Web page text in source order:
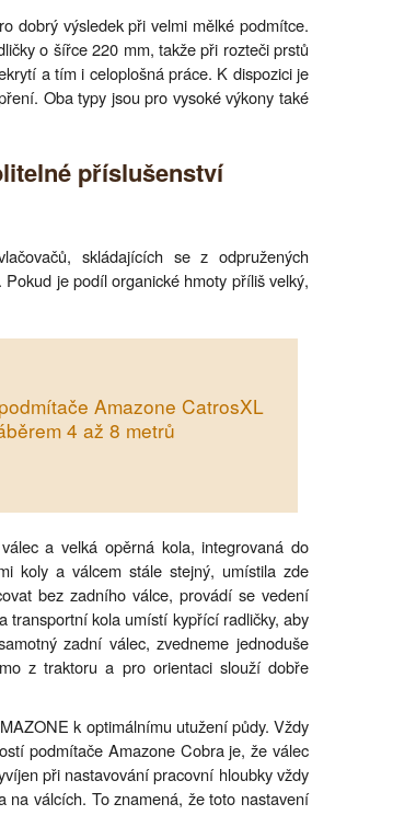
dobrý výsledek při velmi mělké podmítce.
o šířce 220 mm, takže při rozteči prstů
a tím i celoplošná práce. K dispozici je
Oba typy jsou pro vysoké výkony také
příslušenství
skládajících se z odpružených
je podíl organické hmoty příliš velký,
Amazone CatrosXL
4 až 8 metrů
a velká opěrná kola, integrovaná do
koly a válcem stále stejný, umístila zde
bez zadního válce, provádí se vedení
transportní kola umístí kypřící radličky, aby
zadní válec, zvedneme jednoduše
z traktoru a pro orientaci slouží dobře
k optimálnímu utužení půdy. Vždy
podmítače Amazone Cobra je, že válec
při nastavování pracovní hloubky vždy
na válcích. To znamená, že toto nastavení